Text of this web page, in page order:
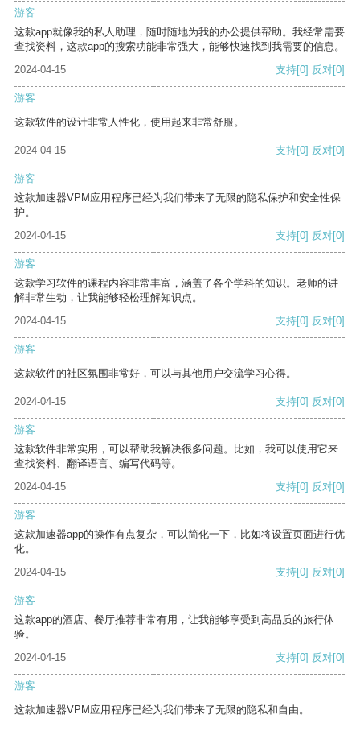
游客
这款app就像我的私人助理，随时随地为我的办公提供帮助。我经常需要
查找资料，这款app的搜索功能非常强大，能够快速找到我需要的信息。
2024-04-15
支持[0] 反对[0]
游客
这款软件的设计非常人性化，使用起来非常舒服。
2024-04-15 支持[0] 反对[0]
游客
这款加速器VPM应用程序已经为我们带来了无限的隐私保护和安全性保
护。
2024-04-15
支持[0] 反对[0]
游客
这款学习软件的课程内容非常丰富，涵盖了各个学科的知识。老师的讲
解非常生动，让我能够轻松理解知识点。
2024-04-15
支持[0] 反对[0]
游客
这款软件的社区氛围非常好，可以与其他用户交流学习心得。
2024-04-15 支持[0] 反对[0]
游客
这款软件非常实用，可以帮助我解决很多问题。比如，我可以使用它来
查找资料、翻译语言、编写代码等。
2024-04-15
支持[0] 反对[0]
游客
这款加速器app的操作有点复杂，可以简化一下，比如将设置页面进行优
化。
2024-04-15
支持[0] 反对[0]
游客
这款app的酒店、餐厅推荐非常有用，让我能够享受到高品质的旅行体
验。
2024-04-15
支持[0] 反对[0]
游客
这款加速器VPM应用程序已经为我们带来了无限的隐私和自由。